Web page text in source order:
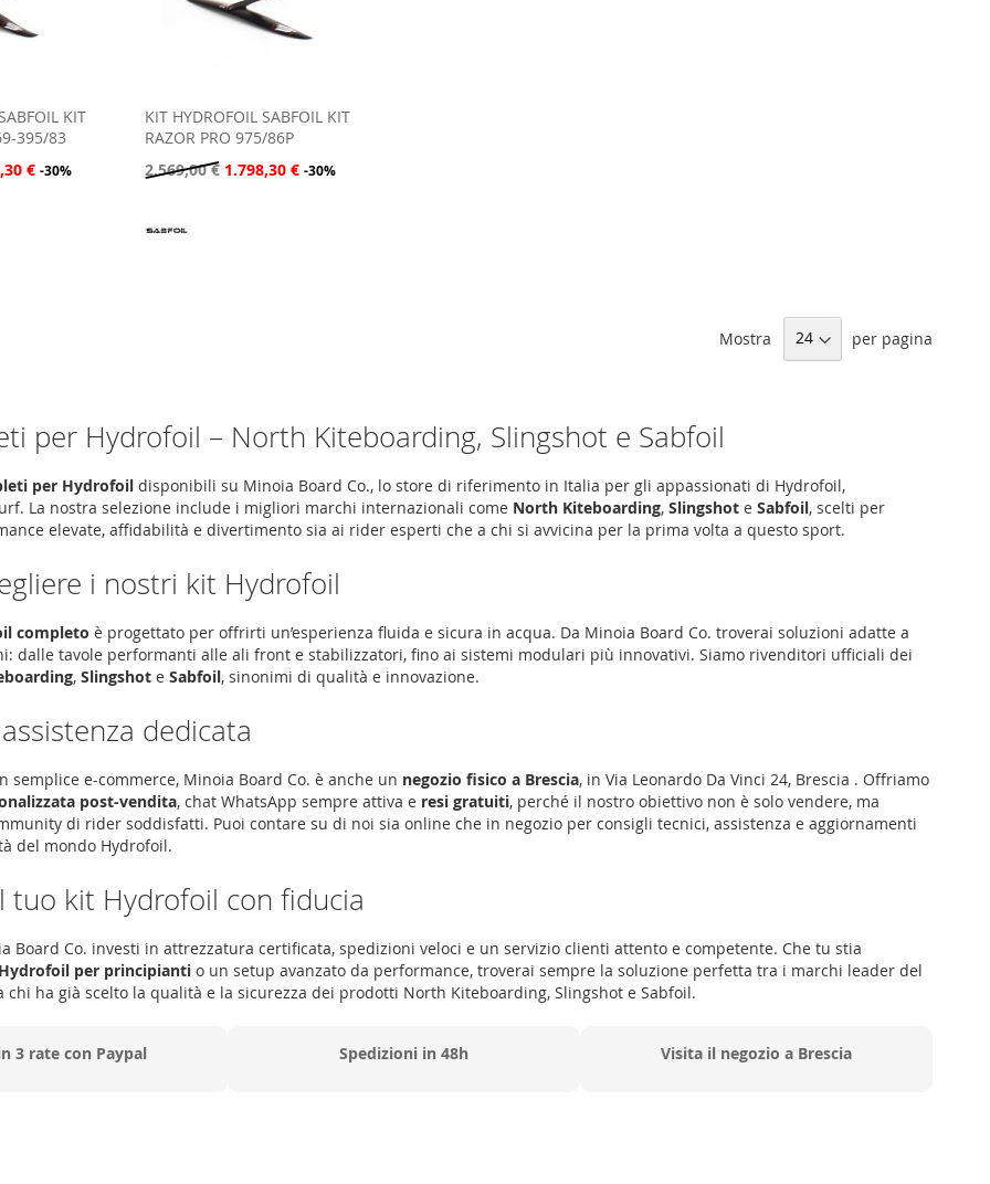
KIT
395/83
€ -30%
KIT HYDROFOIL SABFOIL KIT
RAZOR PRO 975/86P
2.569,00 € 1.798,30 € -30%
Mostra per pagina
per Hydrofoil – North Kiteboarding, Slingshot e Sabfoil
per Hydrofoil disponibili su Minoia Board Co., lo store di riferimento in Italia per gli appassionati di Hydrofoil,
. La nostra selezione include i migliori marchi internazionali come North Kiteboarding,Slingshot eSabfoil, scelti per
elevate, affidabilità e divertimento sia ai rider esperti che a chi si avvicina per la prima volta a questo sport.
i nostri kit Hydrofoil
completo è progettato per offrirti un’esperienza fluida e sicura in acqua. Da Minoia Board Co. troverai soluzioni adatte a
dalle tavole performanti alle ali front e stabilizzatori, fino ai sistemi modulari più innovativi. Siamo rivenditori ufficiali dei
,Slingshot eSabfoil, sinonimi di qualità e innovazione.
dedicata
semplice e-commerce, Minoia Board Co. è anche un negozio fisico a Brescia, inVia Leonardo Da Vinci 24, Brescia . Offriamo
post-vendita, chat WhatsApp sempre attiva e resi gratuiti, perché il nostro obiettivo non è solo vendere, ma
di rider soddisfatti. Puoi contare su di noi sia online che in negozio per consigli tecnici, assistenza e aggiornamenti
del mondo Hydrofoil.
tuo kit Hydrofoil con fiducia
Board Co. investi in attrezzatura certificata, spedizioni veloci e un servizio clienti attento e competente. Che tu stia
per principianti o un setup avanzato da performance, troverai sempre la soluzione perfetta tra i marchi leader del
chi ha già scelto la qualità e la sicurezza dei prodotti North Kiteboarding, Slingshot e Sabfoil.
3 rate con Paypal Spedizioni in 48h Visita il negozio a Brescia